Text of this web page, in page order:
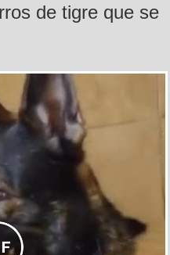
de tigre que se